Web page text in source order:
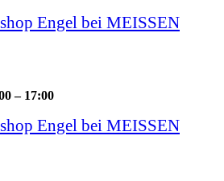
Engel bei MEISSEN
–17:00
Engel bei MEISSEN